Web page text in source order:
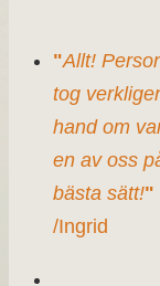
"Allt!
tog
hand om
en av oss
bästa sätt!"
/Ingrid